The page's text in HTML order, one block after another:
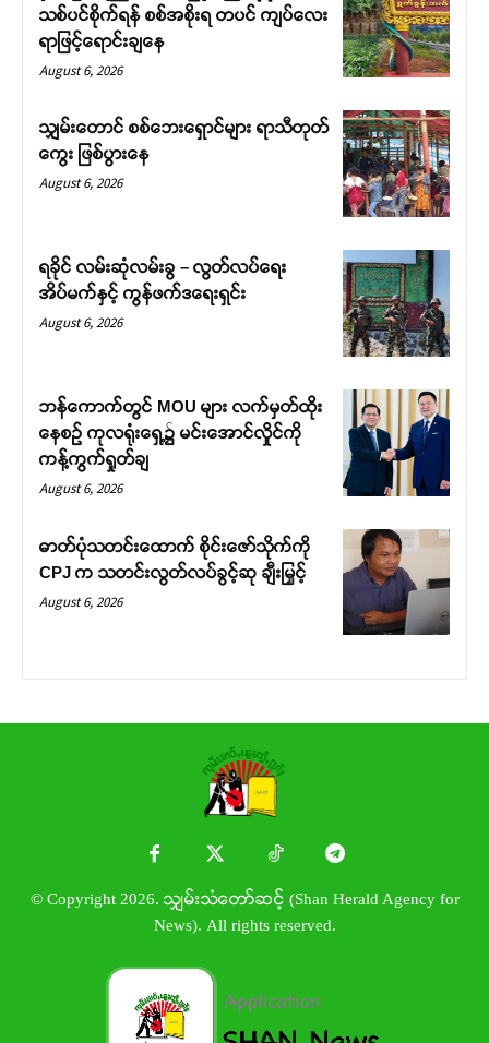
သစ်ပင်စိုက်ရန် စစ်အစိုးရ တပင် ကျပ်လေး
ရာဖြင့်ရောင်းချနေ
August 6, 2026
သျှမ်းတောင် စစ်ဘေးရှောင်များ ရာသီတုတ်
ကွေး ဖြစ်ပွားနေ
August 6, 2026
ရခိုင် လမ်းဆုံလမ်းခွ – လွတ်လပ်ရေး
အိပ်မက်နှင့် ကွန်ဖက်ဒရေးရှင်း
August 6, 2026
ဘန်ကောက်တွင် MOU များ လက်မှတ်ထိုး
နေစဉ် ကုလရုံးရှေ့၌ မင်းအောင်လှိုင်ကို
ကန့်ကွက်ရှုတ်ချ
August 6, 2026
ဓာတ်ပုံသတင်းထောက် စိုင်းဇော်သိုက်ကို
CPJ က သတင်းလွတ်လပ်ခွင့်ဆု ချီးမြှင့်
August 6, 2026
© Copyright 2026. သျှမ်းသံတော်ဆင့် (Shan Herald Agency for
News). All rights reserved.